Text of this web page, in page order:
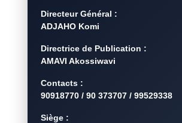
Directeur Général :
ADJAHO Komi
Directrice de Publication :
AMAVI Akossiwavi
Contacts :
90918770 / 90 373707 / 99529338
Siège :